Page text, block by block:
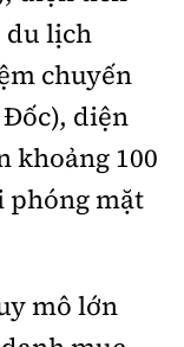
du lịch
chuyến
Đốc), diện
khoảng 100
phóng mặt
mô lớn